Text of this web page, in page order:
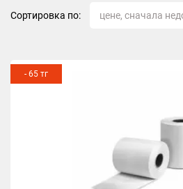
Сортировка по:
- 65 тг